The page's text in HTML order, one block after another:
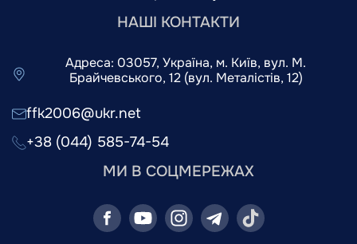
НАШІ КОНТАКТИ
Адреса: 03057, Україна, м. Київ, вул. М.
Брайчевського, 12 (вул. Металістів, 12)
ffk2006@ukr.net
+38 (044) 585-74-54
МИ В СОЦМЕРЕЖАХ